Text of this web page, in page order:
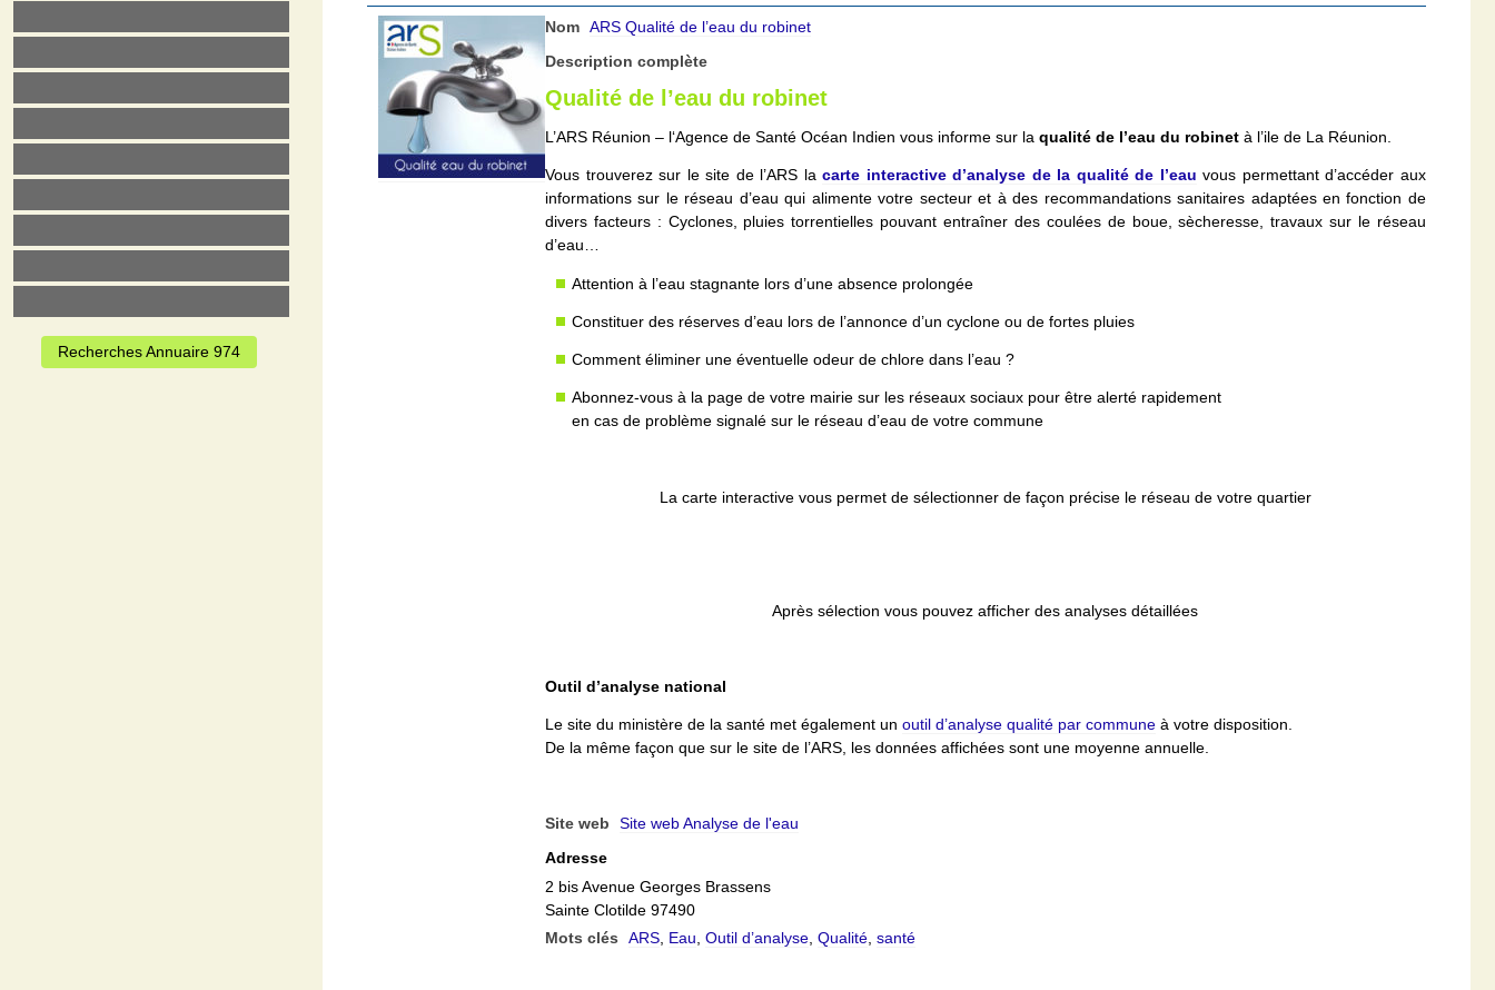
Recherches Annuaire 974
Nom ARS Qualité de l’eau du robinet
Description complète
Qualité de l’eau du robinet
L’ARS Réunion – l‘Agence de Santé Océan Indien vous informe sur la qualité de l’eau du robinet à l’ile de La Réunion.
Vous trouverez sur le site de l’ARS lacarte interactive d’analyse de la qualité de l’eau vous permettant d’accéder aux
informations sur le réseau d’eau qui alimente votre secteur et à des recommandations sanitaires adaptées en fonction de
divers facteurs : Cyclones, pluies torrentielles pouvant entraîner des coulées de boue, sècheresse, travaux sur le réseau
d’eau…
Attention à l’eau stagnante lors d’une absence prolongée
Constituer des réserves d’eau lors de l’annonce d’un cyclone ou de fortes pluies
Comment éliminer une éventuelle odeur de chlore dans l’eau ?
Abonnez-vous à la page de votre mairie sur les réseaux sociaux pour être alerté rapidement
en cas de problème signalé sur le réseau d’eau de votre commune
La carte interactive vous permet de sélectionner de façon précise le réseau de votre quartier
Après sélection vous pouvez afficher des analyses détaillées
Outil d’analyse national
Le site du ministère de la santé met également un outil d’analyse qualité par commune à votre disposition.
De la même façon que sur le site de l’ARS, les données affichées sont une moyenne annuelle.
Site web
Site web Analyse de l'eau
Adresse
2 bis Avenue Georges Brassens
Sainte Clotilde 97490
Mots clés
ARS, Eau, Outil d’analyse, Qualité, santé